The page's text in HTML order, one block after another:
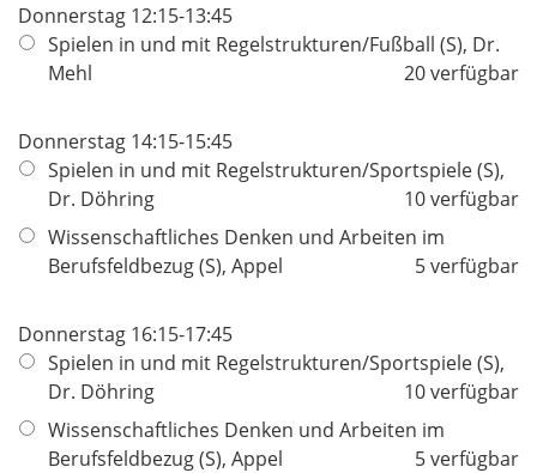
Donnerstag 12:15-13:45
Spielen in und mit Regelstrukturen/Fußball (S), Dr.
Mehl
20 verfügbar
Donnerstag 14:15-15:45
Spielen in und mit Regelstrukturen/Sportspiele (S),
Dr. Döhring
10 verfügbar
Wissenschaftliches Denken und Arbeiten im
Berufsfeldbezug (S), Appel
5 verfügbar
Donnerstag 16:15-17:45
Spielen in und mit Regelstrukturen/Sportspiele (S),
Dr. Döhring
10 verfügbar
Wissenschaftliches Denken und Arbeiten im
Berufsfeldbezug (S), Appel
5 verfügbar